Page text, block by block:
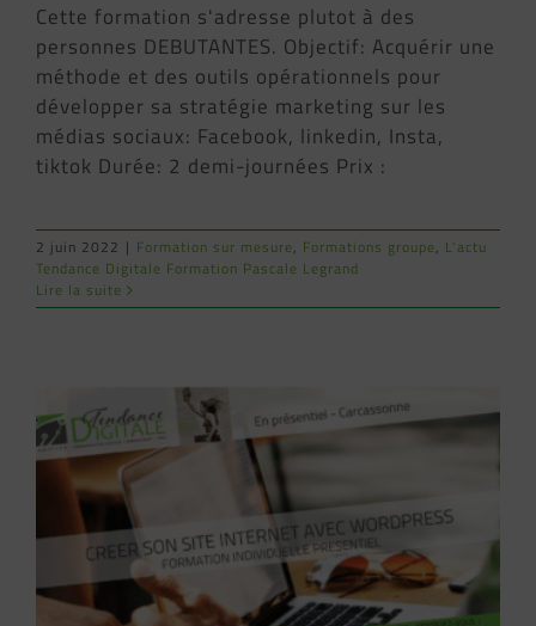
Cette formation s'adresse plutot à des
personnes DEBUTANTES. Objectif: Acquérir une
méthode et des outils opérationnels pour
développer sa stratégie marketing sur les
médias sociaux: Facebook, linkedin, Insta,
tiktok Durée: 2 demi-journées Prix :
2 juin 2022 | Formation sur mesure, Formations groupe, L'actu
Tendance Digitale Formation Pascale Legrand
Lire la suite